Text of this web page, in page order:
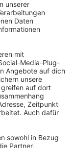
ging an
sein
the Gods in